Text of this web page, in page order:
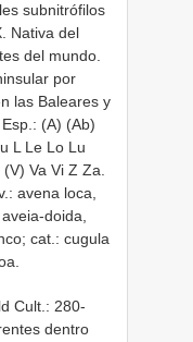
subnitrófilos
Nativa del
del mundo.
por
las Baleares y
(A) (Ab)
L Le Lo Lu
Va Vi Z Za.
avena loca,
doida,
cat.: cugula
Cult.: 280-
dentro